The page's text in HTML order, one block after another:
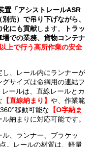
置「アシストレールASR
売）で吊り下げながら、
化にも貢献します。
トラッ
での業務、貨物コンテナ
上で行う高所作業の安全
、レール内にランナーが
サイズは命綱用の連結フ
レールは、直線レールとカ
【直線納まり】 や、作業範
移動可能な 【O字納ま
納まりに対応可能です。
、ランナー、ブラケッ
。レールの材質は、軽量